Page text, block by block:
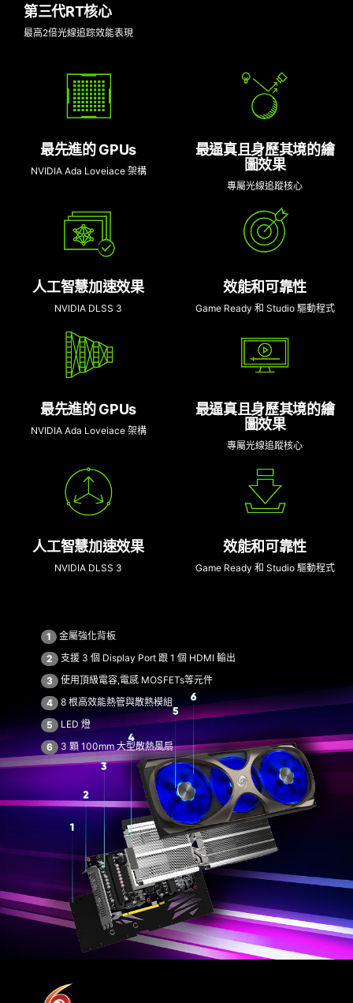
第三代RT核心
最高2倍光線追踪效能表現
最先進的 GPUs
NVIDIA Ada Loveiace 架構
最逼真且身歷其境的繪
圖效果
專屬光線追蹤核心
人工智慧加速效果
NVIDIA DLSS 3
效能和可靠性
Game Ready 和 Studio 驅動程式
最先進的 GPUs
NVIDIA Ada Loveiace 架構
最逼真且身歷其境的繪
圖效果
專屬光線追蹤核心
人工智慧加速效果
NVIDIA DLSS 3
效能和可靠性
Game Ready 和 Studio 驅動程式
1
金屬強化背板
2
支援 3 個 Display Port 跟 1 個 HDMI 輸出
3
使用頂級電容,電感 MOSFETs等元件
4
8 根高效能熱管與散熱模組
5 LED 燈
6 3 顆 100mm 大型散熱風扇